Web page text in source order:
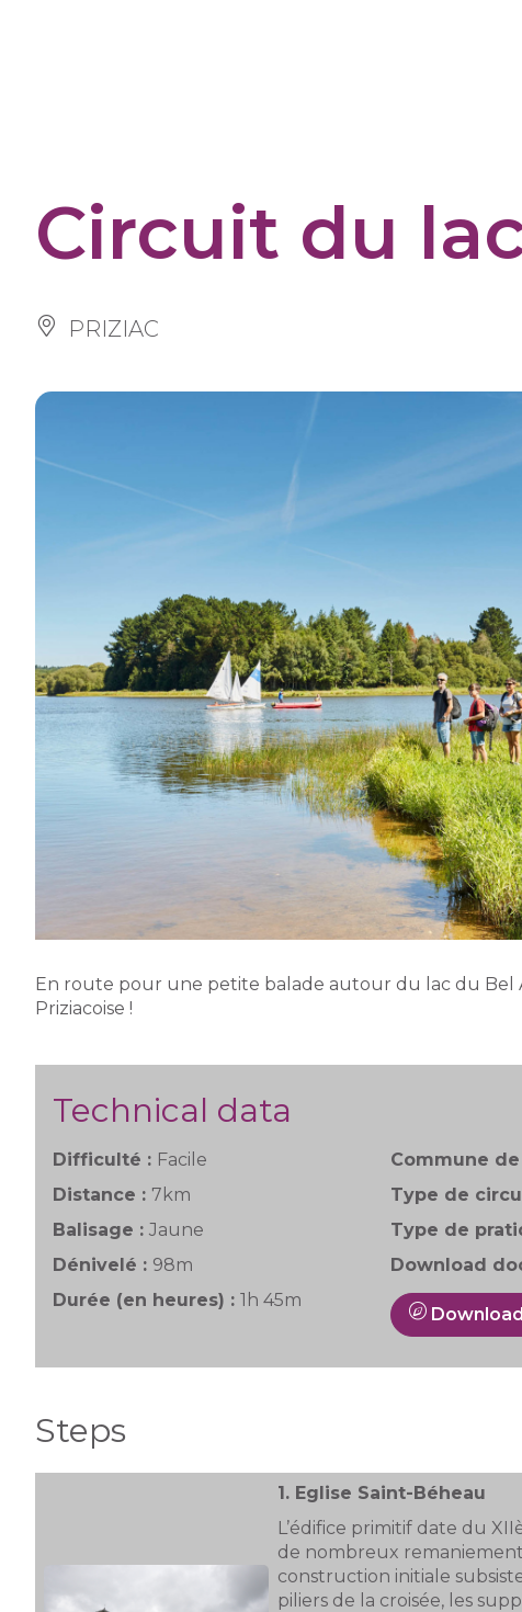
Circuit du
PRIZIAC
En route pour une petite balade autour du lac du Bel
Priziacoise !
Technical data
Difficulté : Facile
Distance : 7km
Balisage : Jaune
Dénivelé : 98m
Durée (en heures) : 1h 45m
Commune
Type de
Type de
Download
Steps
1. Eglise Saint-Béheau
L’édifice primitif date du
de nombreux
construction initiale
piliers de la croisée, les